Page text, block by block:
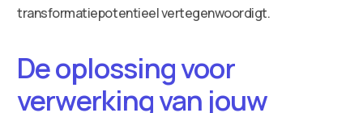
transformatiepotentieel vertegenwoordigt.
De oplossing voor
verwerking van jouw